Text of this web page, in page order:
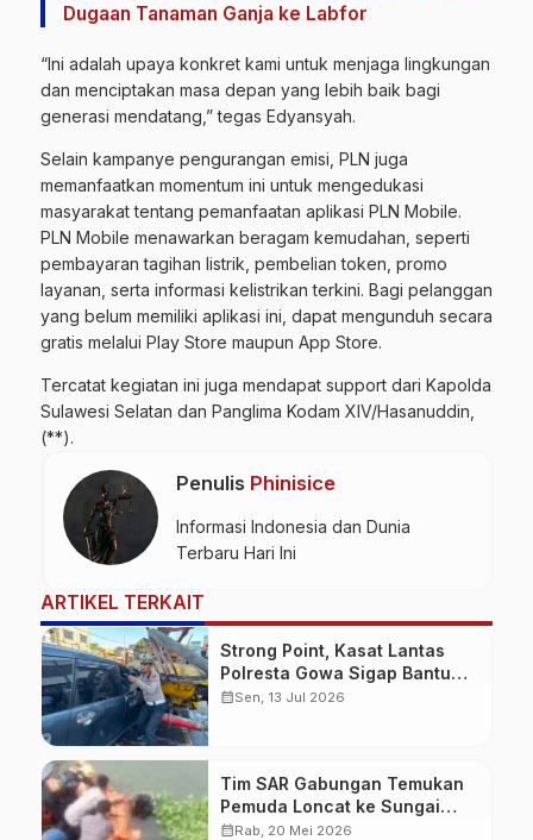
Dugaan Tanaman Ganja ke Labfor
“Ini adalah upaya konkret kami untuk menjaga lingkungan
dan menciptakan masa depan yang lebih baik bagi
generasi mendatang,” tegas Edyansyah.
Selain kampanye pengurangan emisi, PLN juga
memanfaatkan momentum ini untuk mengedukasi
masyarakat tentang pemanfaatan aplikasi PLN Mobile.
PLN Mobile menawarkan beragam kemudahan, seperti
pembayaran tagihan listrik, pembelian token, promo
layanan, serta informasi kelistrikan terkini. Bagi pelanggan
yang belum memiliki aplikasi ini, dapat mengunduh secara
gratis melalui Play Store maupun App Store.
Tercatat kegiatan ini juga mendapat support dari Kapolda
Sulawesi Selatan dan Panglima Kodam XIV/Hasanuddin,
(**).
Penulis Phinisice
Informasi Indonesia dan Dunia
Terbaru Hari Ini
ARTIKEL TERKAIT
Strong Point, Kasat Lantas
Polresta Gowa Sigap Bantu
Korban Kecelakaan
calendar_monthSen, 13 Jul 2026
Tim SAR Gabungan Temukan
Pemuda Loncat ke Sungai
Pampang Makassar
calendar_monthRab, 20 Mei 2026